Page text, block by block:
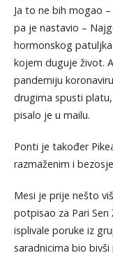
Ja to ne bih mogao
pa je nastavio –
hormonskog
kojem duguje život.
pandemiju
drugima spusti
pisalo je u mailu.
Ponti je također
razmaženim i
Mesi je prije nešto
potpisao za Pari
isplivale poruke iz
saradnicima bio